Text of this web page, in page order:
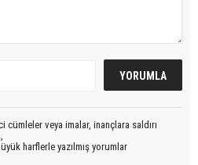
veya imalar, inançlara saldırı
harflerle yazılmış yorumlar